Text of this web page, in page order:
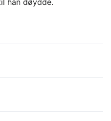
han døydde.